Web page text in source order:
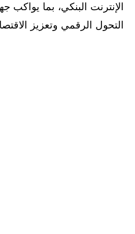
الإنترنت البنكي، بما يواكب
التحول الرقمي وتعزيز